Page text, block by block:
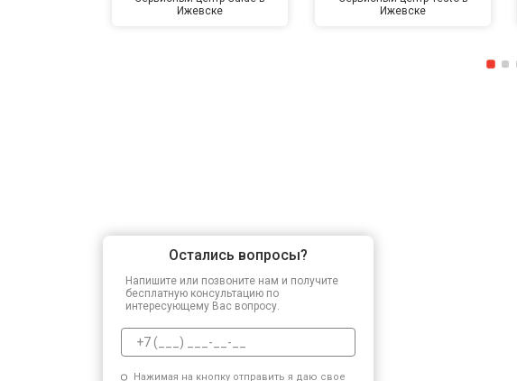
Ижевске
Ижевске
Остались вопросы?
Напишите или позвоните нам и получите
бесплатную консультацию по
интересующему Вас вопросу.
Нажимая на кнопку отправить я даю свое